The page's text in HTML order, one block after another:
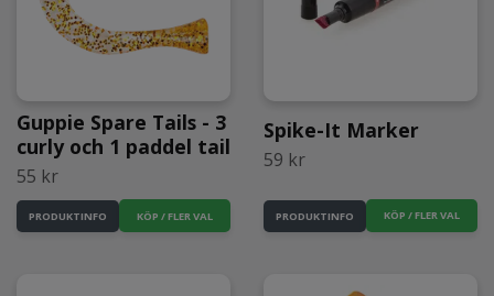
Guppie Spare Tails - 3
curly och 1 paddel tail
55 kr
PRODUKTINFO KÖP / FLER VAL
Spike-It Marker
59 kr
PRODUKTINFO KÖP / FLER VAL